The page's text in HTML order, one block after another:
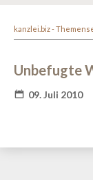
kanzlei.biz -
Unbefugte
09. Juli 2010